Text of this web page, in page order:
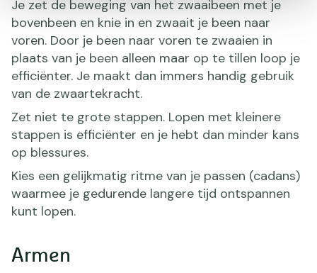
Je zet de beweging van het zwaaibeen met je
bovenbeen en knie in en zwaait je been naar
voren. Door je been naar voren te zwaaien in
plaats van je been alleen maar op te tillen loop je
efficiënter. Je maakt dan immers handig gebruik
van de zwaartekracht.
Zet niet te grote stappen. Lopen met kleinere
stappen is efficiënter en je hebt dan minder kans
op blessures.
Kies een gelijkmatig ritme van je passen (cadans)
waarmee je gedurende langere tijd ontspannen
kunt lopen.
Armen